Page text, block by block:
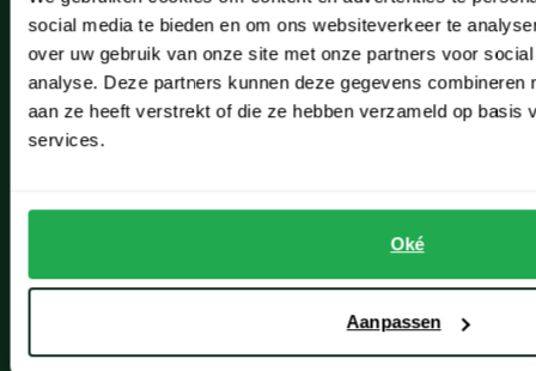
social media te bieden en om ons websiteverkeer te
over uw gebruik van onze site met onze partners voor
analyse. Deze partners kunnen deze gegevens combineren
aan ze heeft verstrekt of die ze hebben verzameld op basis
services.
Oké
Aanpassen
Noordwijk
Oegstgeest
Paul & Shark specialist